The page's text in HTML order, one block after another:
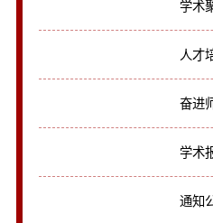
学术
人才
奋进
学术
通知